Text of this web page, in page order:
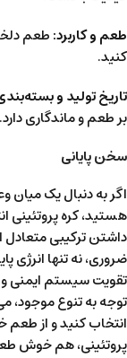
طعم و کاربرد:طعم
کنید.
تاریخ تولید و
بر طعم و ماندگاری دارد.
سخن پایانی
اگر به دنبال یک
هستید، کره پروتئینی
داشتن ترکیبی متعادل
ضروری، نه تنها انرژی
تقویت سیستم ایمنی
توجه به تنوع موجود،
انتخاب کنید و از
پروتئینی، هم خوش